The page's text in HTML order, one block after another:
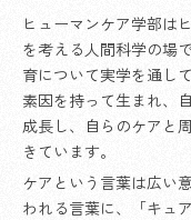
ヒューマンケア学部は
を考える人間科学の場
育について実学を通し
素因を持って生まれ、
成長し、自らのケアと
きています。
ケアという言葉は広い
われる言葉に、「キュ